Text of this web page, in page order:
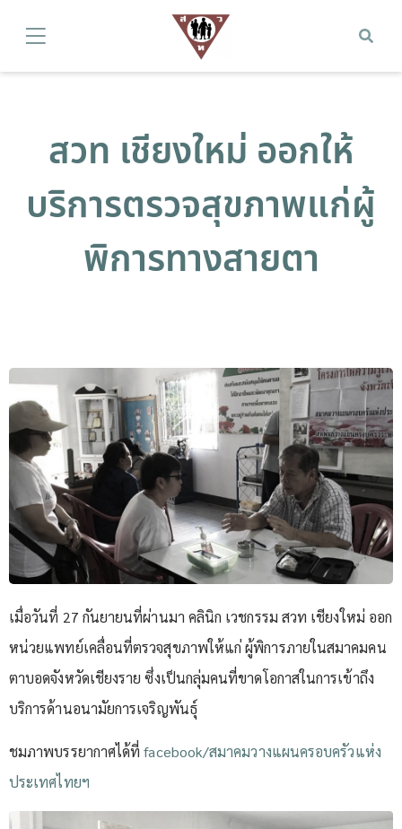
สวท เชียงใหม่ ออกให้
บริการตรวจสุขภาพแก่ผู้
พิการทางสายตา
เมื่อวันที่ 27 กันยายนที่ผ่านมา คลินิก เวชกรรม สวท เชียงใหม่ ออก
หน่วยแพทย์เคลื่อนที่ตรวจสุขภาพให้แก่ ผู้พิการภายในสมาคมคน
ตาบอดจังหวัดเชียงราย ซึ่งเป็นกลุ่มคนที่ขาดโอกาสในการเข้าถึง
บริการด้านอนามัยการเจริญพันธุ์
ชมภาพบรรยากาศได้ที่facebook/สมาคมวางแผนครอบครัวแห่ง
ประเทศไทยฯ